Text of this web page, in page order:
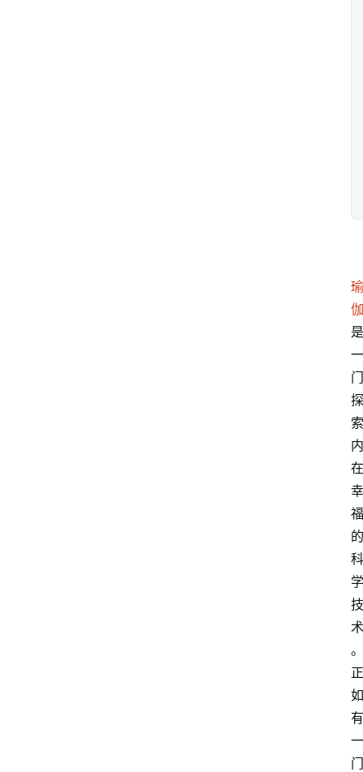
瑜
伽
是
一
门
探
索
内
在
幸
福
的
科
学
技
术
。
正
如
有
一
门